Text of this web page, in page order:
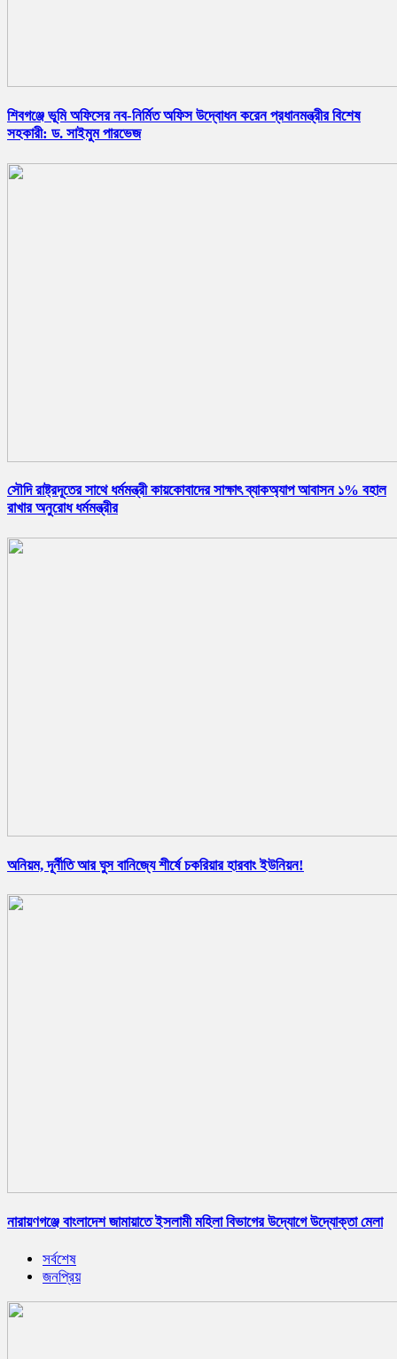
শিবগঞ্জে ভূমি অফিসের নব-নির্মিত অফিস উদ্বোধন করেন প্রধানমন্ত্রীর বিশেষ
সহকারী: ড. সাইমুম পারভেজ
সৌদি রাষ্ট্রদূতের সাথে ধর্মমন্ত্রী কায়কোবাদের সাক্ষাৎ ব্যাকঅ্যাপ আবাসন ১% বহাল
রাখার অনুরোধ ধর্মমন্ত্রীর
অনিয়ম, দূর্নীতি আর ঘুস বানিজ্যে শীর্ষে চকরিয়ার হারবাং ইউনিয়ন!
নারায়ণগঞ্জে বাংলাদেশ জামায়াতে ইসলামী মহিলা বিভাগের উদ্যোগে উদ্যোক্তা মেলা
সর্বশেষ
জনপ্রিয়